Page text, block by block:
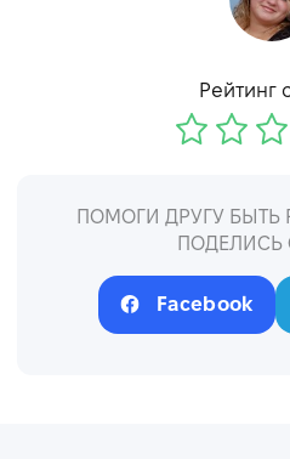
Рейтинг
ПОМОГИ ДРУГУ БЫТЬ
ПОДЕЛИСЬ
Facebook